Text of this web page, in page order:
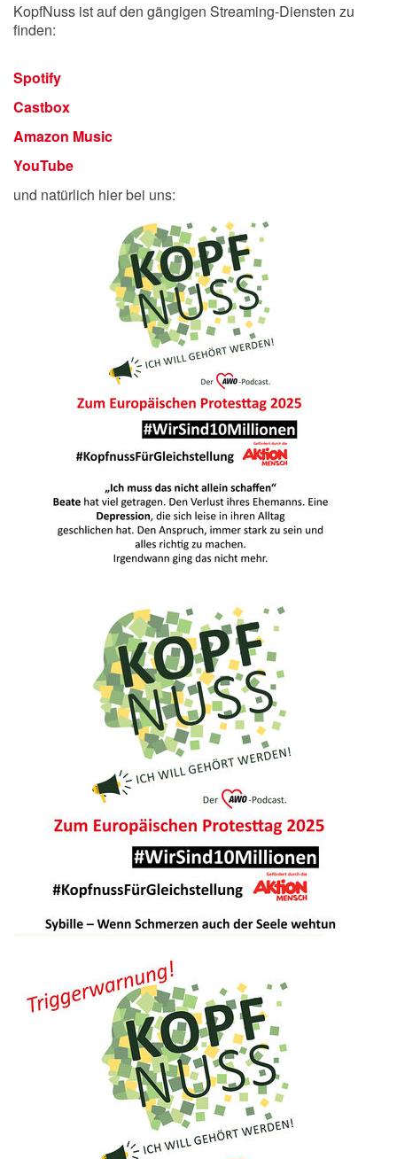
KopfNuss ist auf den gängigen Streaming-Diensten zu
finden:
Spotify
Castbox
Amazon Music
YouTube
und natürlich hier bei uns: